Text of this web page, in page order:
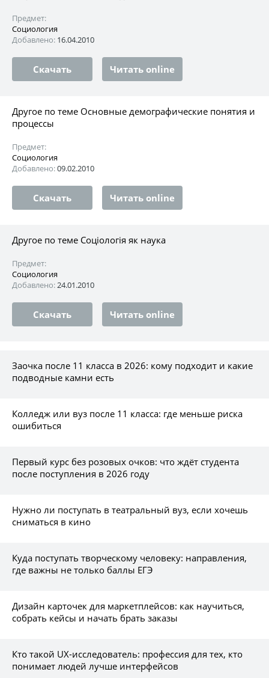
Предмет:
Социология
Добавлено: 16.04.2010
Скачать Читать online
Другое по теме Основные демографические понятия и
процессы
Предмет:
Социология
Добавлено:09.02.2010
Скачать Читать online
Другое по теме Соціологія як наука
Предмет:
Социология
Добавлено:24.01.2010
Скачать Читать online
Заочка после 11 класса в 2026: кому подходит и какие
подводные камни есть
Колледж или вуз после 11 класса: где меньше риска
ошибиться
Первый курс без розовых очков: что ждёт студента
после поступления в 2026 году
Нужно ли поступать в театральный вуз, если хочешь
сниматься в кино
Куда поступать творческому человеку: направления,
где важны не только баллы ЕГЭ
Дизайн карточек для маркетплейсов: как научиться,
собрать кейсы и начать брать заказы
Кто такой UX-исследователь: профессия для тех, кто
понимает людей лучше интерфейсов